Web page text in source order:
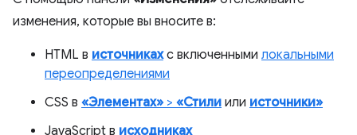
изменения, которые вы вносите в:
HTML в источникахс включенными локальными
переопределениями
CSS в «Элементах» > «Стили или источники»
JavaScript в исходниках